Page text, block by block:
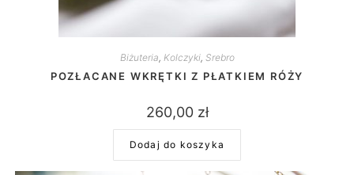
Biżuteria, Kolczyki, Srebro
POZŁACANE WKRĘTKI Z PŁATKIEM RÓŻY
260,00 zł
Dodaj do koszyka